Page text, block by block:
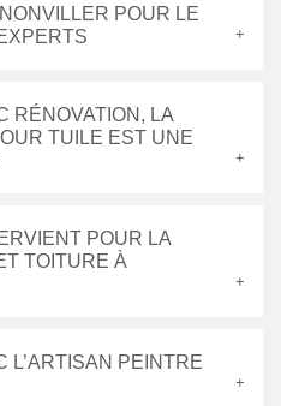
POUR LE
RÉNOVATION, LA
TUILE EST UNE
POUR LA
TOITURE À
L’ARTISAN PEINTRE